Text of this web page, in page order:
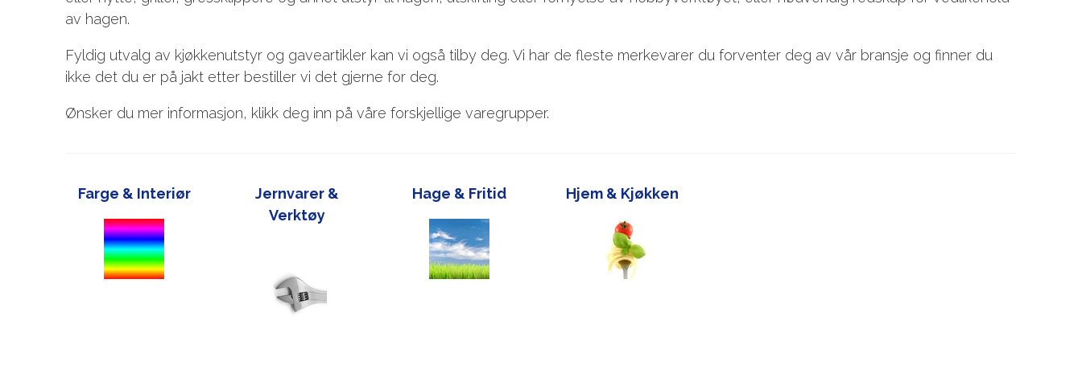
av hagen.
Fyldig utvalg av kjøkkenutstyr og gaveartikler kan vi også tilby deg. Vi har de fleste merkevarer du forventer deg av vår bransje og finner du
ikke det du er på jakt etter bestiller vi det gjerne for deg.
Ønsker du mer informasjon, klikk deg inn på våre forskjellige varegrupper.
Farge & Interiør
Jernvarer &
Verktøy
Hage & Fritid Hjem & Kjøkken